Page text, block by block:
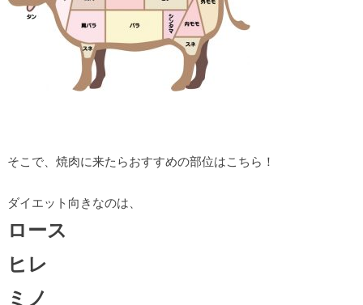
そこで、焼肉に来たらおすすめの部位はこちら！
ダイエット向きなのは、
ロース
ヒレ
ミノ